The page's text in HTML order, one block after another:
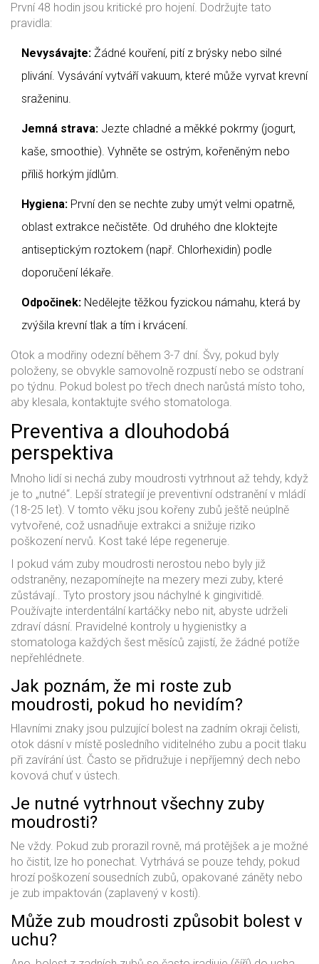
První 48 hodin jsou kritické pro hojení. Dodržujte tato
pravidla:
Nevysávajte: Žádné kouření, pití z brýsky nebo silné
plivání. Vysávání vytváří vakuum, které může vyrvat krevní
sraženinu.
Jemná strava: Jezte chladné a měkké pokrmy (jogurt,
kaše, smoothie). Vyhněte se ostrým, kořeněným nebo
příliš horkým jídlům.
Hygiena: První den se nechte zuby umýt velmi opatrně,
oblast extrakce nečistěte. Od druhého dne kloktejte
antiseptickým roztokem (např. Chlorhexidin) podle
doporučení lékaře.
Odpočinek: Nedělejte těžkou fyzickou námahu, která by
zvýšila krevní tlak a tím i krvácení.
Otok a modřiny odezní během 3-7 dní. Švy, pokud byly
položeny, se obvykle samovolně rozpustí nebo se odstraní
po týdnu. Pokud bolest po třech dnech narůstá místo toho,
aby klesala, kontaktujte svého stomatologa.
Preventiva a dlouhodobá
perspektiva
Mnoho lidí si nechá zuby moudrosti vytrhnout až tehdy, když
je to „nutné“. Lepší strategií je preventivní odstranění v mládí
(18-25 let). V tomto věku jsou kořeny zubů ještě neúplně
vytvořené, což usnadňuje extrakci a snižuje riziko
poškození nervů. Kost také lépe regeneruje.
I pokud vám zuby moudrosti nerostou nebo byly již
odstraněny, nezapomínejte na mezery mezi zuby, které
zůstávají.. Tyto prostory jsou náchylné k gingivitidě.
Používajte interdentální kartáčky nebo nit, abyste udrželi
zdraví dásní. Pravidelné kontroly u hygienistky a
stomatologa každých šest měsíců zajistí, že žádné potíže
nepřehlédnete.
Jak poznám, že mi roste zub
moudrosti, pokud ho nevidím?
Hlavními znaky jsou pulzující bolest na zadním okraji čelisti,
otok dásní v místě posledního viditelného zubu a pocit tlaku
při zavírání úst. Často se přidružuje i nepříjemný dech nebo
kovová chuť v ústech.
Je nutné vytrhnout všechny zuby
moudrosti?
Ne vždy. Pokud zub prorazil rovně, má protějšek a je možné
ho čistit, lze ho ponechat. Vytrhává se pouze tehdy, pokud
hrozí poškození sousedních zubů, opakované záněty nebo
je zub impaktován (zaplavený v kosti).
Může zub moudrosti způsobit bolest v
uchu?